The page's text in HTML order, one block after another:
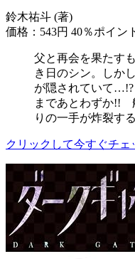
鈴木祐斗 (著)
価格：543円 40％ポイン
父と再会を果たす
き日のシン。しか
が隠されていて
まであとわずか!!
りの一手が炸裂す
クリックして今すぐチェ